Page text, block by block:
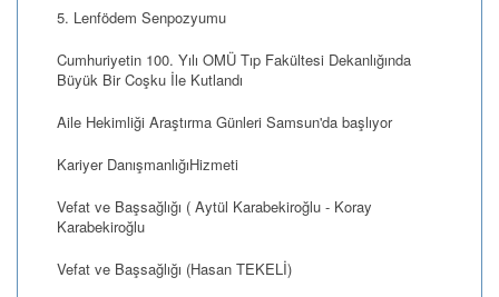
5. Lenfödem Senpozyumu
Cumhuriyetin 100. Yılı OMÜ Tıp Fakültesi Dekanlığında
Büyük Bir Coşku İle Kutlandı
Aile Hekimliği Araştırma Günleri Samsun'da başlıyor
Kariyer DanışmanlığıHizmeti
Vefat ve Başsağlığı ( Aytül Karabekiroğlu - Koray
Karabekiroğlu
Vefat ve Başsağlığı (Hasan TEKELİ)